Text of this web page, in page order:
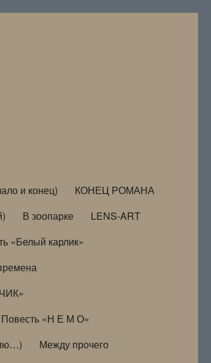
и конец)
КОНЕЦ РОМАНА
В зоопарке
LENS-ART
«Белый карлик»
Повесть «Н Е М О»
Между прочего